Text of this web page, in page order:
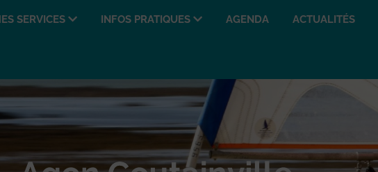
SERVICES INFOS PRATIQUES AGENDA ACTUALITÉS